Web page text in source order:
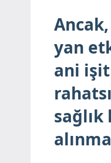
yan
ani